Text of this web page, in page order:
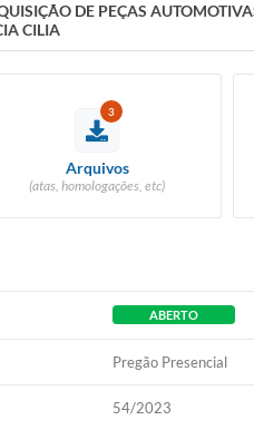
DE PEÇAS
CILIA
3
Arquivos
(atas, homologações, etc)
ABERTO
Pregão Presencial
54/2023